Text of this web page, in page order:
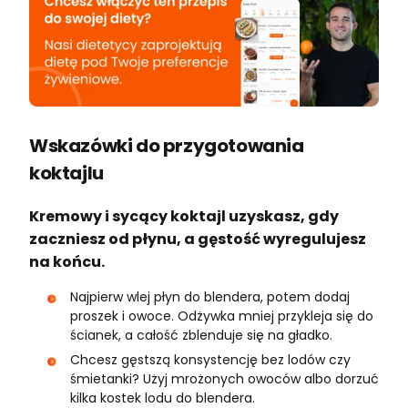
Wskazówki do przygotowania
koktajlu
Kremowy i sycący koktajl uzyskasz, gdy
zaczniesz od płynu, a gęstość wyregulujesz
na końcu.
Najpierw wlej płyn do blendera, potem dodaj
proszek i owoce. Odżywka mniej przykleja się do
ścianek, a całość zblenduje się na gładko.
Chcesz gęstszą konsystencję bez lodów czy
śmietanki? Użyj mrożonych owoców albo dorzuć
kilka kostek lodu do blendera.